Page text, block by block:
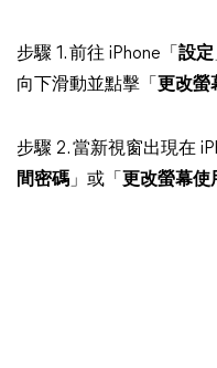
步驟 1. 前往 iPhone「 設定
向下滑動並點擊「 更改螢
步驟 2. 當新視窗出現在
間密碼 」或「 更改螢幕使